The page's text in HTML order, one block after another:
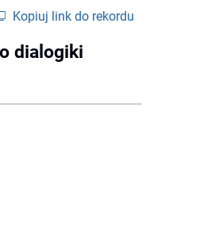
Kopiuj link do rekordu
dialogiki